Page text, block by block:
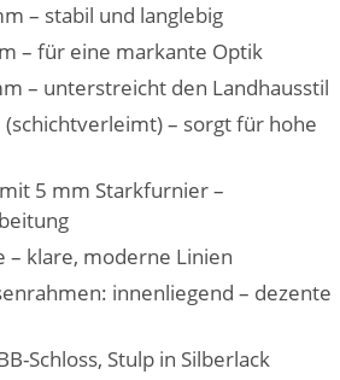
– stabil und langlebig
– für eine markante Optik
– unterstreicht den Landhausstil
(schichtverleimt) – sorgt für hohe
5 mm Starkfurnier –
– klare, moderne Linien
innenliegend – dezente
Schloss, Stulp in Silberlack